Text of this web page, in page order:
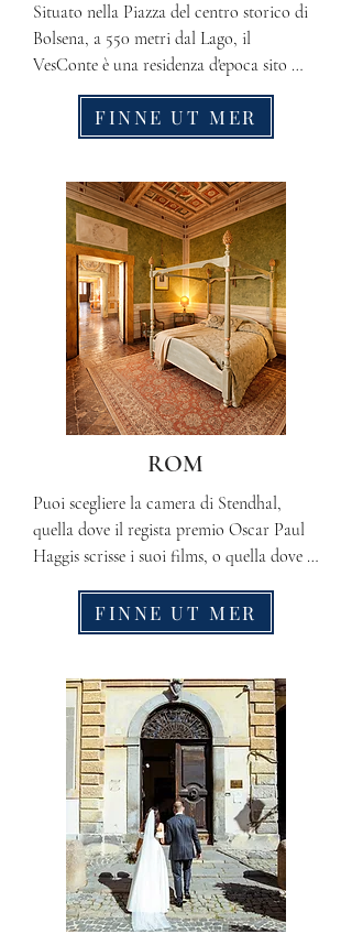
Situato nella Piazza del centro storico di
Bolsena, a 550 metri dal Lago, il
VesConte è una residenza d'epoca sito
nello storico Palazzo del '500 dei Conti
Cozza Caposavi e ha ospitato nei secoli
diversi membri delle famiglie reali
scrittori e personaggi del cinema di
passaggio nel nord Lazio.
FINNE UT MER
ROM
Puoi scegliere la camera di Stendhal,
quella dove il regista premio Oscar Paul
Haggis scrisse i suoi films, o quella dove la
Wars, festeggid il suo compleanno. Tante
altre camere intrise di ricordi e passaggi
aspettano.
FINNE UT MER